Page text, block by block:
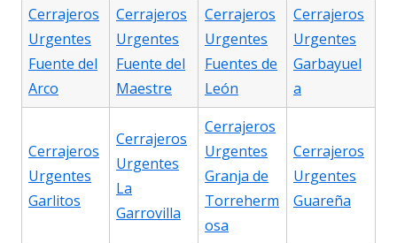
Cerrajeros
Urgentes
Fuente del
Arco
Cerrajeros
Urgentes
Fuente del
Maestre
Cerrajeros
Urgentes
Fuentes de
León
Cerrajeros
Urgentes
Garbayuel
a
Cerrajeros
Urgentes
Garlitos
Cerrajeros
Urgentes
La
Garrovilla
Cerrajeros
Urgentes
Granja de
Torreherm
osa
Cerrajeros
Urgentes
Guareña